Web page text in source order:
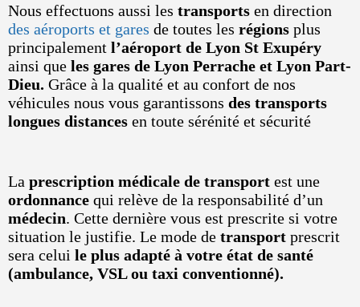
Nous effectuons aussi les transports en direction
des aéroports et gares de toutes les régions plus
principalement l’aéroport de Lyon St Exupéry
ainsi que les gares de Lyon Perrache et Lyon Part-
Dieu. Grâce à la qualité et au confort de nos
véhicules nous vous garantissons des transports
longues distances en toute sérénité et sécurité
La prescription médicale de transport est une
ordonnance qui relève de la responsabilité d’un
médecin. Cette dernière vous est prescrite si votre
situation le justifie. Le mode de transport prescrit
sera celui le plus adapté à votre état de santé
(ambulance, VSL ou taxi conventionné).